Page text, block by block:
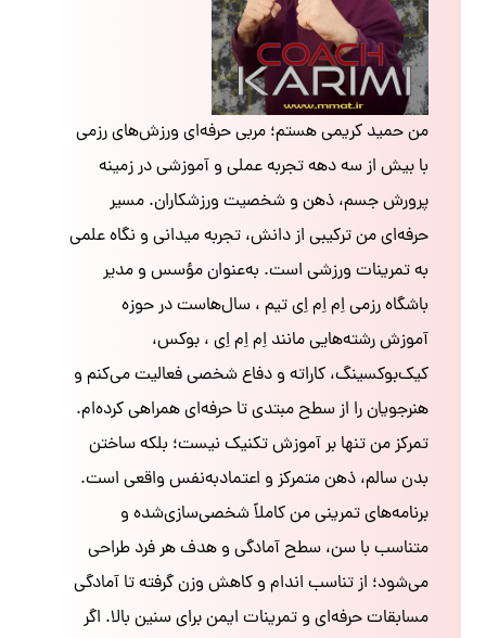
من حمید کریمی هستم؛ مربی حرفه‌ای ورزش‌های رزمی
با بیش از سه دهه تجربه عملی و آموزشی در زمینه
پرورش جسم، ذهن و شخصیت ورزشکاران. مسیر
حرفه‌ای من ترکیبی از دانش، تجربه میدانی و نگاه علمی
به تمرینات ورزشی است. به‌عنوان مؤسس و مدیر
باشگاه رزمی اِم اِم اِی تیم ، سال‌هاست در حوزه
آموزش رشته‌هایی مانند اِم اِم اِی ، بوکس،
کیک‌بوکسینگ، کاراته و دفاع شخصی فعالیت می‌کنم و
هنرجویان را از سطح مبتدی تا حرفه‌ای همراهی کرده‌ام.
تمرکز من تنها بر آموزش تکنیک نیست؛ بلکه ساختن
بدن سالم، ذهن متمرکز و اعتمادبه‌نفس واقعی است.
برنامه‌های تمرینی من کاملاً شخصی‌سازی‌شده و
متناسب با سن، سطح آمادگی و هدف هر فرد طراحی
می‌شود؛ از تناسب اندام و کاهش وزن گرفته تا آمادگی
مسابقات حرفه‌ای و تمرینات ایمن برای سنین بالا. اگر